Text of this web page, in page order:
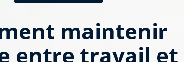
maintenir
entre travail et